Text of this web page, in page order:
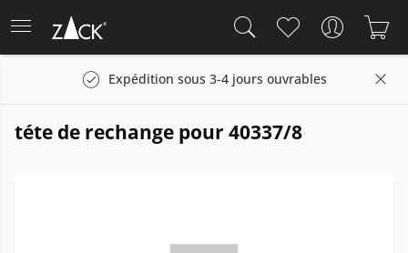
Expédition sous 3-4 jours ouvrables
téte de rechange pour 40337/8